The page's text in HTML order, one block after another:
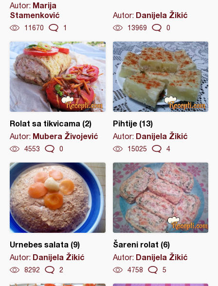
Autor: Marija
Stamenković
11670 1
Autor: Danijela Žikić
13969 0
Rolat sa tikvicama (2)
Autor: Mubera Živojević
4553 0
Pihtije (13)
Autor: Danijela Žikić
15025 4
Urnebes salata (9)
Autor: Danijela Žikić
8292 2
Šareni rolat (6)
Autor: Danijela Žikić
4758 5